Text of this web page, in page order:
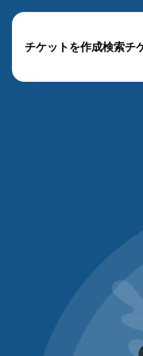
チケットを作成検索チ